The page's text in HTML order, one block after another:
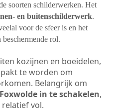
soorten schilderwerken. Het
en buitenschilderwerk.
voor de sfeer is en het
rol.
kozijnen en boeidelen,
te worden om
Belangrijk om
in te schakelen,
vol.